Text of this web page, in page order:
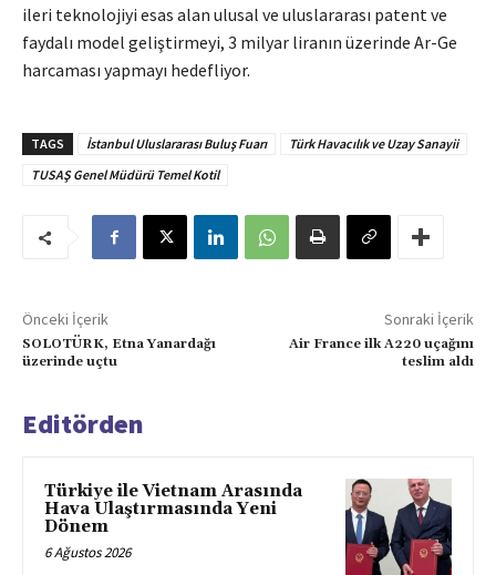
ileri teknolojiyi esas alan ulusal ve uluslararası patent ve
faydalı model geliştirmeyi, 3 milyar liranın üzerinde Ar-Ge
harcaması yapmayı hedefliyor.
TAGS İstanbul Uluslararası Buluş Fuarı
Türk Havacılık ve Uzay Sanayii
TUSAŞ Genel Müdürü Temel Kotil
Önceki İçerik
SOLOTÜRK, Etna Yanardağı
üzerinde uçtu
Sonraki İçerik
Air France ilk A220 uçağını
teslim aldı
Editörden
Türkiye ile Vietnam Arasında
Hava Ulaştırmasında Yeni
Dönem
6 Ağustos 2026